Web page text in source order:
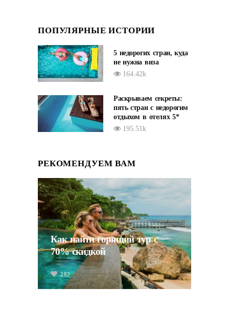
ПОПУЛЯРНЫЕ ИСТОРИИ
5 недорогих стран, куда
не нужна виза
164.42k
Раскрываем секреты:
пять стран с недорогим
отдыхом в отелях 5*
195.51k
РЕКОМЕНДУЕМ ВАМ
Как найти горящий тур с
70% скидкой
282